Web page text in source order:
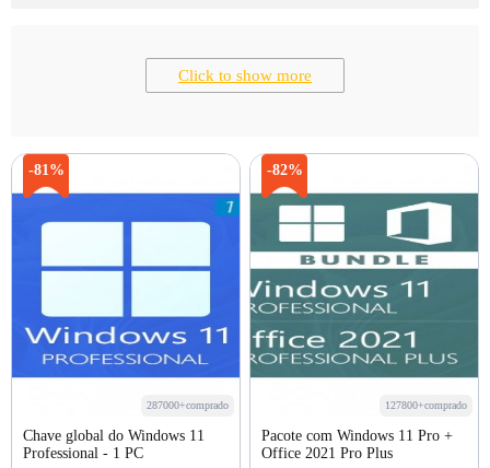
Click to show more
-81%
287000+comprado
Chave global do Windows 11
Professional - 1 PC
-82%
127800+comprado
Pacote com Windows 11 Pro +
Office 2021 Pro Plus